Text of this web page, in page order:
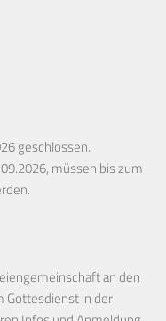
geschlossen.
müssen bis zum
an den
Gottesdienst in der